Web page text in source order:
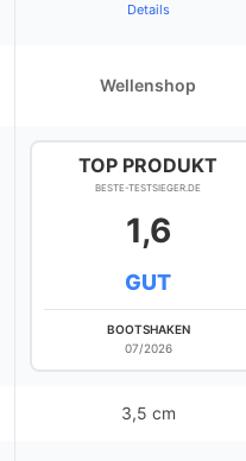
Details
Wellenshop
TOP PRODUKT
BESTE-TESTSIEGER.DE
1,6
GUT
BOOTSHAKEN
07/2026
3,5 cm